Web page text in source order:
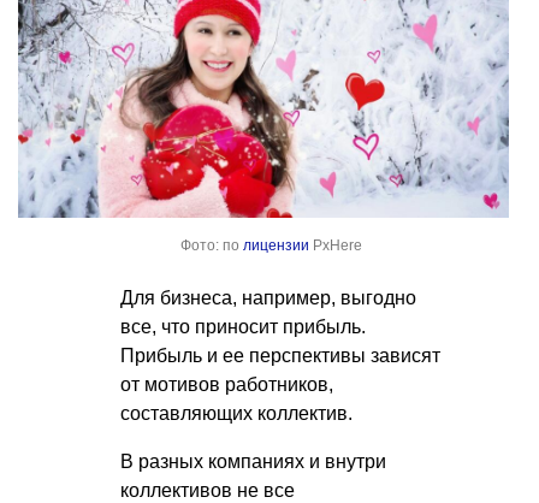
Фото: по лицензии PxHere
Для бизнеса, например, выгодно
все, что приносит прибыль.
Прибыль и ее перспективы зависят
от мотивов работников,
составляющих коллектив.
В разных компаниях и внутри
коллективов не все